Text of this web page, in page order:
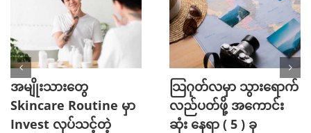
အမျိုးသားတွေ
Skincare Routine မှာ
Invest လုပ်သင့်တဲ့
သြဂုတ်လမှာ သွားရောက်
လည်ပတ်ဖို့ အကောင်း
ဆုံး နေရာ ( 5 ) ခု